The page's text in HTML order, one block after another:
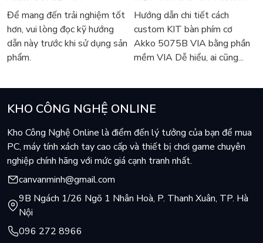
Để mang đến trải nghiệm tốt
hơn, vui lòng đọc kỹ hướng
dẫn này trước khi sử dụng sản
phẩm.
5075B VIA
Hướng dẫn chi tiết cách
custom KIT bàn phím cơ
Akko 5075B VIA bằng phần
mềm VIA Dễ hiểu, ai cũng...
KHO CÔNG NGHỆ ONLINE
Kho Công Nghệ Online là điểm đến lý tưởng của bạn để mua
PC, máy tính xách tay cao cấp và thiết bị chơi game chuyên
nghiệp chính hãng với mức giá cạnh tranh nhất.
canvanminh@gmail.com
9B Ngách 1/26 Ngõ 1 Nhân Hoà, P. Thanh Xuân, TP. Hà
Nội
096 272 8966